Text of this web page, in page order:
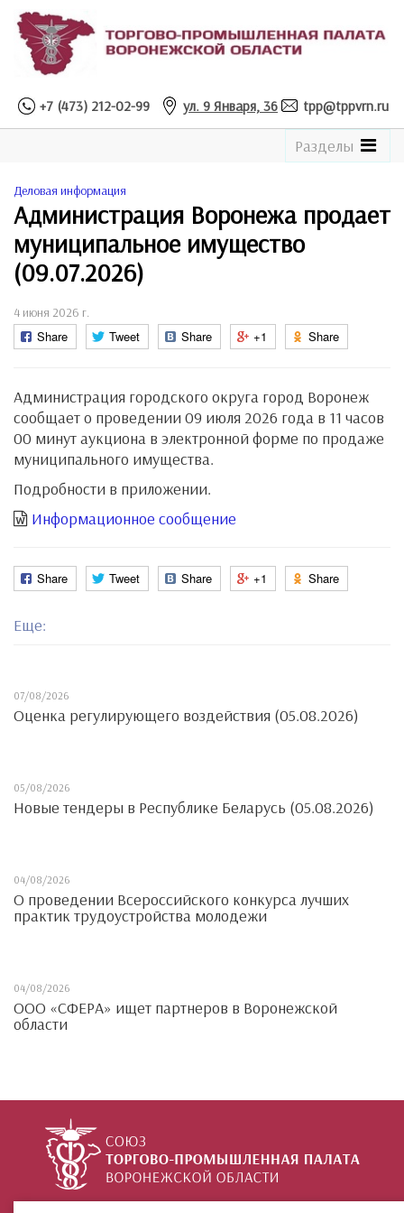
+7 (473) 212-02-99 ул. 9 Января, 36 tpp@tppvrn.ru
See
the
Разделы
Деловая информация
Администрация Воронежа продает
муниципальное имущество
(09.07.2026)
4 июня 2026 г.
Share Tweet Share +1 Share
Администрация городского округа город Воронеж
сообщает о проведении 09 июля 2026 года в 11 часов
00 минут аукциона в электронной форме по продаже
муниципального имущества.
Подробности в приложении.
Информационное сообщение
Share Tweet Share +1 Share
Еще:
07/08/2026
Оценка регулирующего воздействия (05.08.2026)
05/08/2026
Новые тендеры в Республике Беларусь (05.08.2026)
04/08/2026
О проведении Всероссийского конкурса лучших
практик трудоустройства молодежи
04/08/2026
ООО «СФЕРА» ищет партнеров в Воронежской
области